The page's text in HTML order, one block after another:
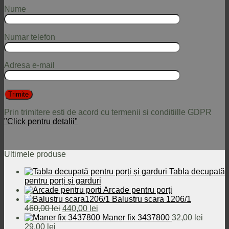
Nume
Numar telefon
Adresa e-mail
Prin trimitere esti de acord cu termenii si conditiille GDPR
"Click pentru detalii"
Ultimele produse
Tabla decupată
pentru porți și garduri
Arcade pentru porți
Balustru scara 1206/1
460,00lei Prețul
inițial
440,00 lei
curent
Maner fix 3437800 32,00lei
Prețul
29,00 lei